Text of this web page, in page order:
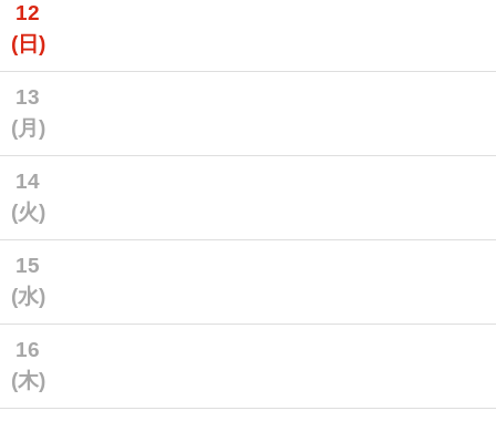
12
(日)
13
(月)
14
(火)
15
(水)
16
(木)